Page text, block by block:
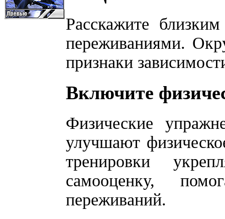
Расскажите
переживаниями.
признаки
Включите
Физические
улучшают
тренировки
самооценку,
переживаний.